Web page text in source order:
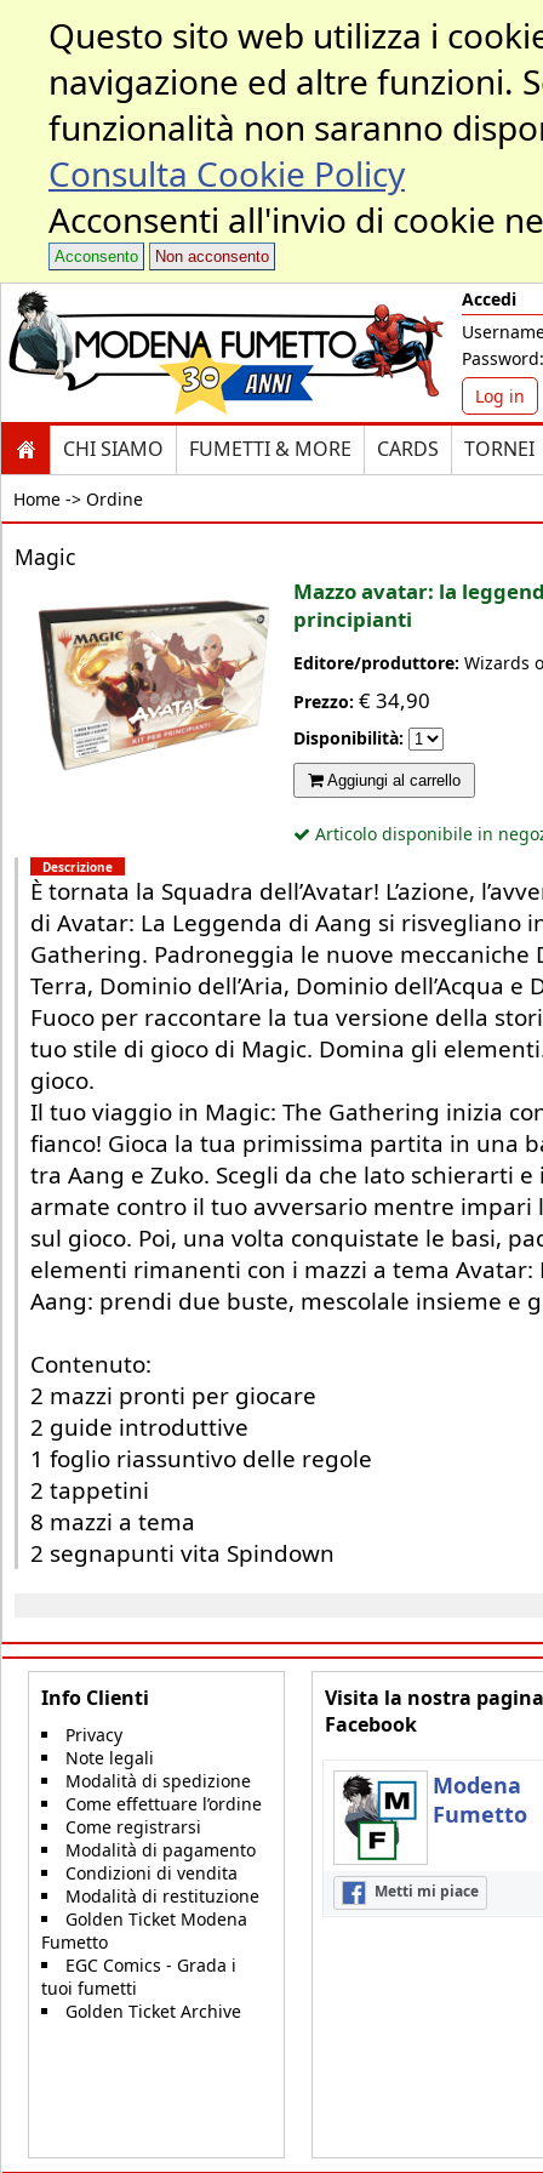
Questo sito web utilizza i
navigazione ed altre funzioni.
funzionalità non saranno
Consulta Cookie Policy
Acconsenti all'invio di cookie
Acconsento Non acconsento
Accedi
Password:
Log in
CHI SIAMO FUMETTI & MORE CARDS TORNEI
Home -> Ordine
Magic
Mazzo avatar: la
principianti
Editore/produttore: Wizards
Prezzo: €34,90
Disponibilità:
Aggiungi al carrello
Articolo disponibile in
Descrizione
È tornata la Squadra dell’Avatar! L’azione,
di Avatar: La Leggenda di Aang si risvegliano
Gathering. Padroneggia le nuove meccaniche
Terra, Dominio dell’Aria, Dominio dell’Acqua e
Fuoco per raccontare la tua versione della
tuo stile di gioco di Magic. Domina gli
gioco.
Il tuo viaggio in Magic: The Gathering inizia
fianco! Gioca la tua primissima partita in una
tra Aang e Zuko. Scegli da che lato schierarti
armate contro il tuo avversario mentre impari
sul gioco. Poi, una volta conquistate le basi,
elementi rimanenti con i mazzi a tema Avatar:
Aang: prendi due buste, mescolale insieme e
Contenuto:
2 mazzi pronti per giocare
2 guide introduttive
1 foglio riassuntivo delle regole
2 tappetini
8 mazzi a tema
2 segnapunti vita Spindown
Info Clienti
Privacy
Note legali
Modalità di spedizione
Come effettuare l’ordine
Come registrarsi
Modalità di pagamento
Condizioni di vendita
Modalità di restituzione
Golden Ticket Modena
Fumetto
EGC Comics - Grada i
tuoi fumetti
Golden Ticket Archive
Visita la nostra pagina
Facebook
Modena
Fumetto
Metti mi piace